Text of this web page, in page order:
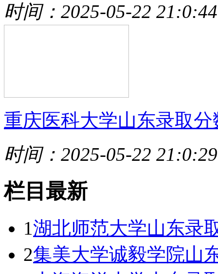
时间：2025-05-22 21:0:44
重庆医科大学山东录取分
时间：2025-05-22 21:0:29
栏目最新
1湖北师范大学山东录
2集美大学诚毅学院山